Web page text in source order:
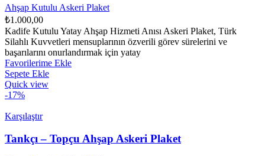
Ahşap Kutulu Askeri Plaket
₺1.000,00
Kadife Kutulu Yatay Ahşap Hizmeti Anısı Askeri Plaket, Türk
Silahlı Kuvvetleri mensuplarının özverili görev sürelerini ve
başarılarını onurlandırmak için yatay
Favorilerime Ekle
Sepete Ekle
Quick view
-17%
Karşılaştır
Tankçı – Topçu Ahşap Askeri Plaket